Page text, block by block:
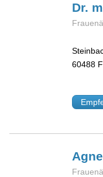
Dr.
60488